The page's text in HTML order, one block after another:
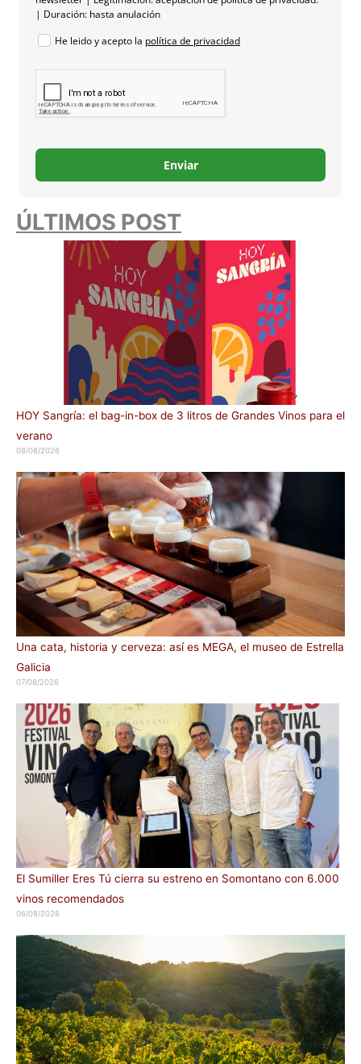
| Duración: hasta anulación
He leido y acepto la política de privacidad
Enviar
ÚLTIMOS POST
HOY Sangría: el bag-in-box de 3 litros de Grandes Vinos para el
verano
08/08/2026
Una cata, historia y cerveza: así es MEGA, el museo de Estrella
Galicia
07/08/2026
El Sumiller Eres Tú cierra su estreno en Somontano con 6.000
vinos recomendados
06/08/2026